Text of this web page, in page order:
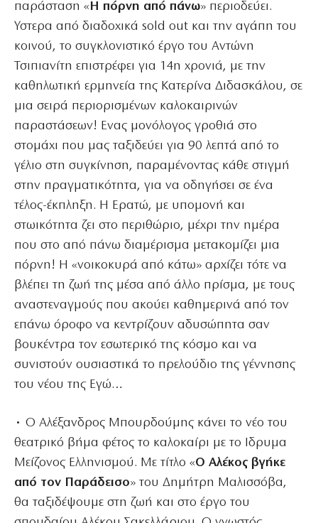
παράσταση « Η πόρνη από πάνω» περιοδεύει.
Υστερα από διαδοχικά sold out και την αγάπη του
κοινού, το συγκλονιστικό έργο του Αντώνη
Τσιπιανίτη επιστρέφει για 14η χρονιά, με την
καθηλωτική ερμηνεία της Κατερίνα Διδασκάλου, σε
μια σειρά περιορισμένων καλοκαιρινών
παραστάσεων! Ενας μονόλογος γροθιά στο
στομάχι που μας ταξιδεύει για 90 λεπτά από το
γέλιο στη συγκίνηση, παραμένοντας κάθε στιγμή
στην πραγματικότητα, για να οδηγήσει σε ένα
τέλος-έκπληξη. Η Ερατώ, με υπομονή και
στωικότητα ζει στο περιθώριο, μέχρι την ημέρα
που στο από πάνω διαμέρισμα μετακομίζει μια
πόρνη! Η «νοικοκυρά από κάτω» αρχίζει τότε να
βλέπει τη ζωή της μέσα από άλλο πρίσμα, με τους
αναστεναγμούς που ακούει καθημερινά από τον
επάνω όροφο να κεντρίζουν αδυσώπητα σαν
βουκέντρα τον εσωτερικό της κόσμο και να
συνιστούν ουσιαστικά το πρελούδιο της γέννησης
του νέου της Εγώ…
• Ο Αλέξανδρος Μπουρδούμης κάνει το νέο του
θεατρικό βήμα φέτος το καλοκαίρι με το Ιδρυμα
Μείζονος Ελληνισμού. Με τίτλο «O Αλέκος βγήκε
από τον Παράδεισο» του Δημήτρη Μαλισσόβα,
θα ταξιδέψουμε στη ζωή και στο έργο του